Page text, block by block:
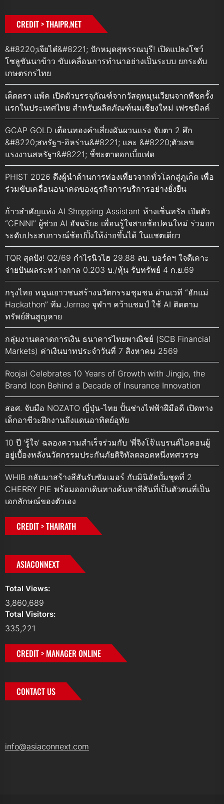
CREDIT > THAIPR.NET
&#8220;เจียไต๋&#8221; ปักหมุดสุพรรณบุรี! เปิดแปลงโชว์
โซลูชันนาข้าว ขับเคลื่อนการทำนาอย่างเป็นระบบ ยกระดับ
เกษตรกรไทย
เต็ดตรา แพ้ค เปิดตัวบรรจุภัณฑ์จากวัสดุหมุนเวียนจากพืชครั้ง
แรกในประเทศไทย สำหรับผลิตภัณฑ์นมเชียงใหม่ เฟรชมิลค์
GCAP GOLD เตือนทองคำเสี่ยงผันผวนแรง จับตา 2 ศึก
&#8220;สหรัฐฯ-อิหร่าน&#8221; และ &#8220;ตัวเลข
แรงงานสหรัฐฯ&#8221; ชี้ชะตาดอกเบี้ยเฟด
PHIST 2026 ดึงผู้นำด้านการท่องเที่ยวจากทั่วโลกสู่ภูเก็ต เพื่อ
ร่วมขับเคลื่อนอนาคตของธุรกิจการบริการอย่างยั่งยืน
ก้าวสำคัญแห่ง AI Shopping Assistant ห้างเซ็นทรัล เปิดตัว
“CENNI” ผู้ช่วย AI อัจฉริยะ เพื่อนรู้ใจสายช้อปคนใหม่ ร่วมยก
ระดับประสบการณ์ช้อปปิ้งให้ง่ายขึ้นได้ ในแชตเดียว
TQR สุดปัง! Q2/69 กำไรนิวไฮ 29.88 ลบ. บอร์ดฯ ใจดีเคาะ
จ่ายปันผลระหว่างกาล 0.203 บ./หุ้น รับทรัพย์ 4 ก.ย.69
กรุงไทย หนุนเยาวชนสร้างนวัตกรรมชุมชน ผ่านเวที “ฮักแม่
Hackathon” ทีม Jernae จุฬาฯ คว้าแชมป์ ใช้ AI ติดตาม
ทรัพย์สินสูญหาย
กลุ่มงานตลาดการเงิน ธนาคารไทยพาณิชย์ (SCB Financial
Markets) ค่าเงินบาทประจำวันที่ 7 สิงหาคม 2569
Roojai Celebrates 10 Years of Growth with Jingjo, the
Brand Icon Behind a Decade of Insurance Innovation
สอศ. จับมือ NOZATO ญี่ปุ่น-ไทย ปั้นช่างไฟฟ้าฝีมือดี เปิดทาง
เด็กอาชีวะฝึกงานถึงแดนอาทิตย์อุทัย
10 ปี ‘รู้ใจ’ ฉลองความสำเร็จร่วมกับ ‘พี่จิงโจ้’แบรนด์ไอคอนผู้
อยู่เบื้องหลังนวัตกรรมประกันภัยดิจิทัลตลอดหนึ่งทศวรรษ
WHIB กลับมาสร้างสีสันรับซัมเมอร์ กับมินิอัลบั้มชุดที่ 2
CHERRY PIE พร้อมออกเดินทางค้นหาสีสันที่เป็นตัวตนที่เป็น
เอกลักษณ์ของตัวเอง
CREDIT > THAIRATH
ASIACONNEXT
Total Views:
3,860,689
Total Visitors:
335,221
CREDIT > MANAGER ONLINE
CONTACT US
info@asiaconnext.com